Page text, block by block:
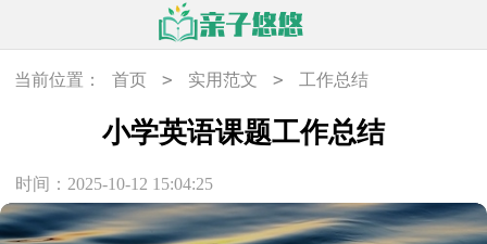
当前位置： 首页 > 实用范文 > 工作总结
小学英语课题工作总结
时间：2025-10-12 15:04:25